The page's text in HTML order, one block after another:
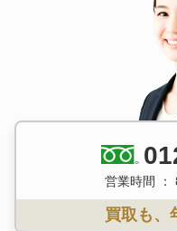
営業時間 ：
買取も、